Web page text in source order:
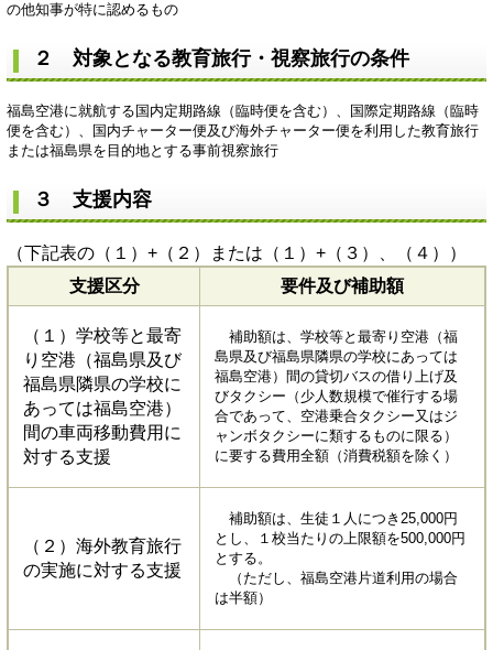
の他知事が特に認めるもの
２ 対象となる教育旅行・視察旅行の条件
福島空港に就航する国内定期路線（臨時便を含む）、国際定期路線（臨時
便を含む）、国内チャーター便及び海外チャーター便を利用した教育旅行
または福島県を目的地とする事前視察旅行
３ 支援内容
（下記表の（１）+（２）または（１）+（３）、（４））
支援区分
要件及び補助額
（１）学校等と最寄
り空港（福島県及び
福島県隣県の学校に
あっては福島空港）
間の車両移動費用に
対する支援
補助額は、学校等と最寄り空港（福
島県及び福島県隣県の学校にあっては
福島空港）間の貸切バスの借り上げ及
びタクシー（少人数規模で催行する場
合であって、空港乗合タクシー又はジ
ャンボタクシーに類するものに限る）
に要する費用全額（消費税額を除く）
（２）海外教育旅行
の実施に対する支援
補助額は、生徒１人につき25,000円
とし、１校当たりの上限額を500,000円
とする。
（ただし、福島空港片道利用の場合
は半額）